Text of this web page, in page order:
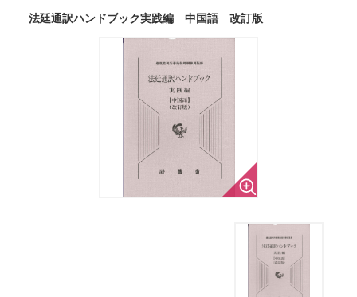
法廷通訳ハンドブック実践編 中国語 改訂版